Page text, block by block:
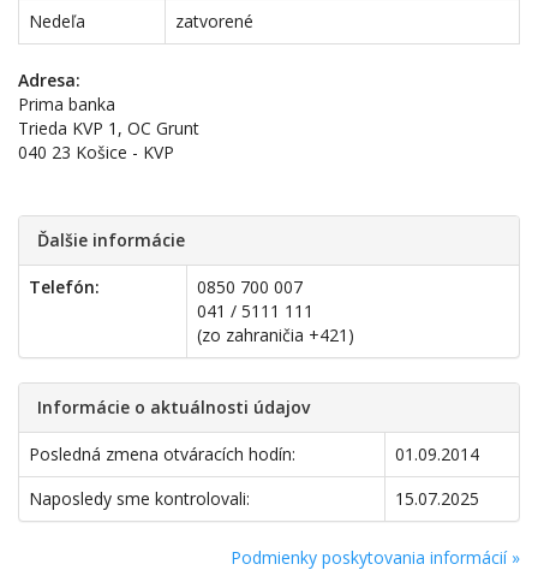
Nedeľa
zatvorené
Adresa:
Prima banka
Trieda KVP 1, OC Grunt
040 23 Košice - KVP
Ďalšie informácie
Telefón:
0850 700 007
041 / 5111 111
(zo zahraničia +421)
Informácie o aktuálnosti údajov
Posledná zmena otváracích hodín:
01.09.2014
Naposledy sme kontrolovali:
15.07.2025
Podmienky poskytovania informácií »